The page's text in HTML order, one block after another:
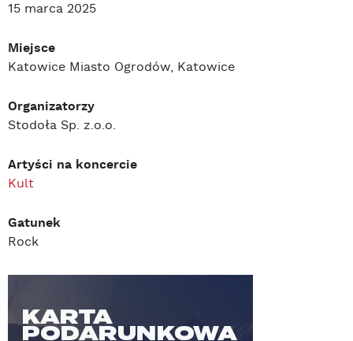
15 marca 2025
Miejsce
Katowice Miasto Ogrodów, Katowice
Organizatorzy
Stodoła Sp. z.o.o.
Artyści na koncercie
Kult
Gatunek
Rock